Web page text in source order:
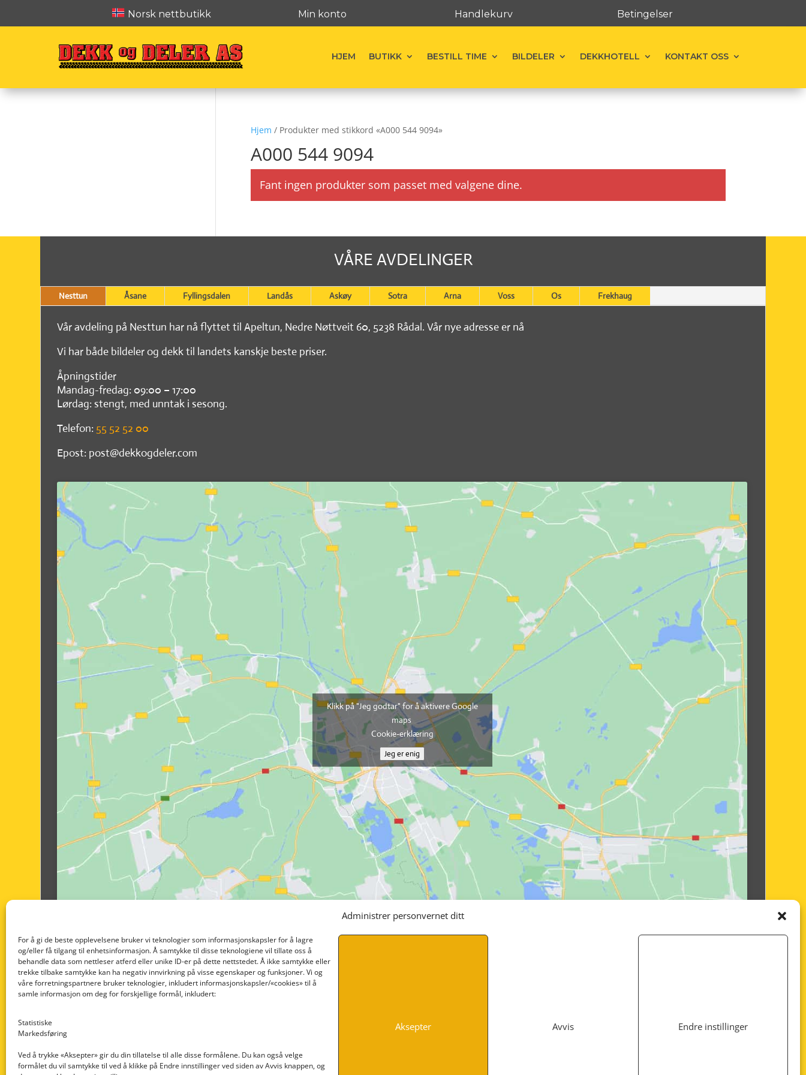
Administrer personvernet ditt
For å gi de beste opplevelsene bruker vi teknologier som informasjonskapsler for å lagre
og/eller få tilgang til enhetsinformasjon. Å samtykke til disse teknologiene vil tillate oss å
behandle data som nettleser atferd eller unike ID-er på dette nettstedet. Å ikke samtykke eller
trekke tilbake samtykke kan ha negativ innvirkning på visse egenskaper og funksjoner. Vi og
våre forretningspartnere bruker teknologier, inkludert informasjonskapsler/«cookies» til å
samle informasjon om deg for forskjellige formål, inkludert:
Statistiske
Markedsføring
Ved å trykke «Aksepter» gir du din tillatelse til alle disse formålene. Du kan også velge
formålet du vil samtykke til ved å klikke på Endre innstillinger ved siden av Avvis knappen, og
Aksepter Avvis Endre instillinger
Norsk nettbutikk Min konto Handlekurv Betingelser
HJEM BUTIKK BESTILL TIME BILDELER DEKKHOTELL KONTAKT OSS
Hjem / Produkter med stikkord «A000 544 9094»
A000 544 9094
Fant ingen produkter som passet med valgene dine.
VÅRE AVDELINGER
Nesttun Åsane Fyllingsdalen Landås Askøy Sotra Arna Voss Os Frekhaug
Vår avdeling på Nesttun har nå flyttet til Apeltun, Nedre Nøttveit 60, 5238 Rådal. Vår nye adresse er nå
Vi har både bildeler og dekk til landets kanskje beste priser.
Åpningstider
Mandag-fredag: 09:00 – 17:00
Lørdag: stengt, med unntak i sesong.
Telefon: 55 52 52 00
Epost: post@dekkogdeler.com
Klikk på "Jeg godtar" for å aktivere Google
maps
Cookie-erklæring
Jeg er enig
Nedre Nøttveit 60, 5238 Rådal
INFORMASJON